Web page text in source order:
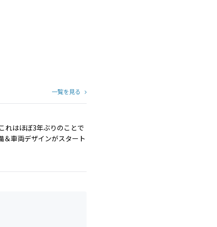
一覧を見る
れはほぼ3年ぶりのことで
車両デザインがスタート